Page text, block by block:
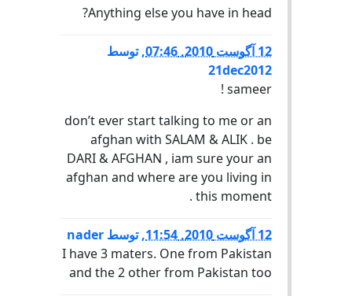
Anything else you have in head?
12 آگوست 2010, 07:46 ,توسط
21dec2012
sameer !
don’t ever start talking to me or an
afghan with SALAM & ALIK . be
DARI & AFGHAN , iam sure your an
afghan and where are you living in
this moment .
12 آگوست 2010, 11:54 ,توسط nader
I have 3 maters. One from Pakistan
and the 2 other from Pakistan too